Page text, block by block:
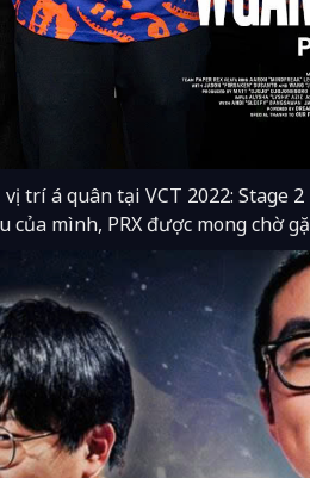
trí á quân tại VCT 2022: Stage
mình, PRX được mong chờ